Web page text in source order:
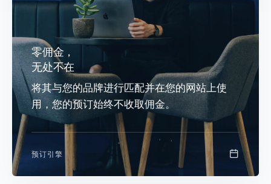
零佣金，
无处不在
将其与您的品牌进行匹配并在您的网站上使
用，您的预订始终不收取佣金。
预订引擎